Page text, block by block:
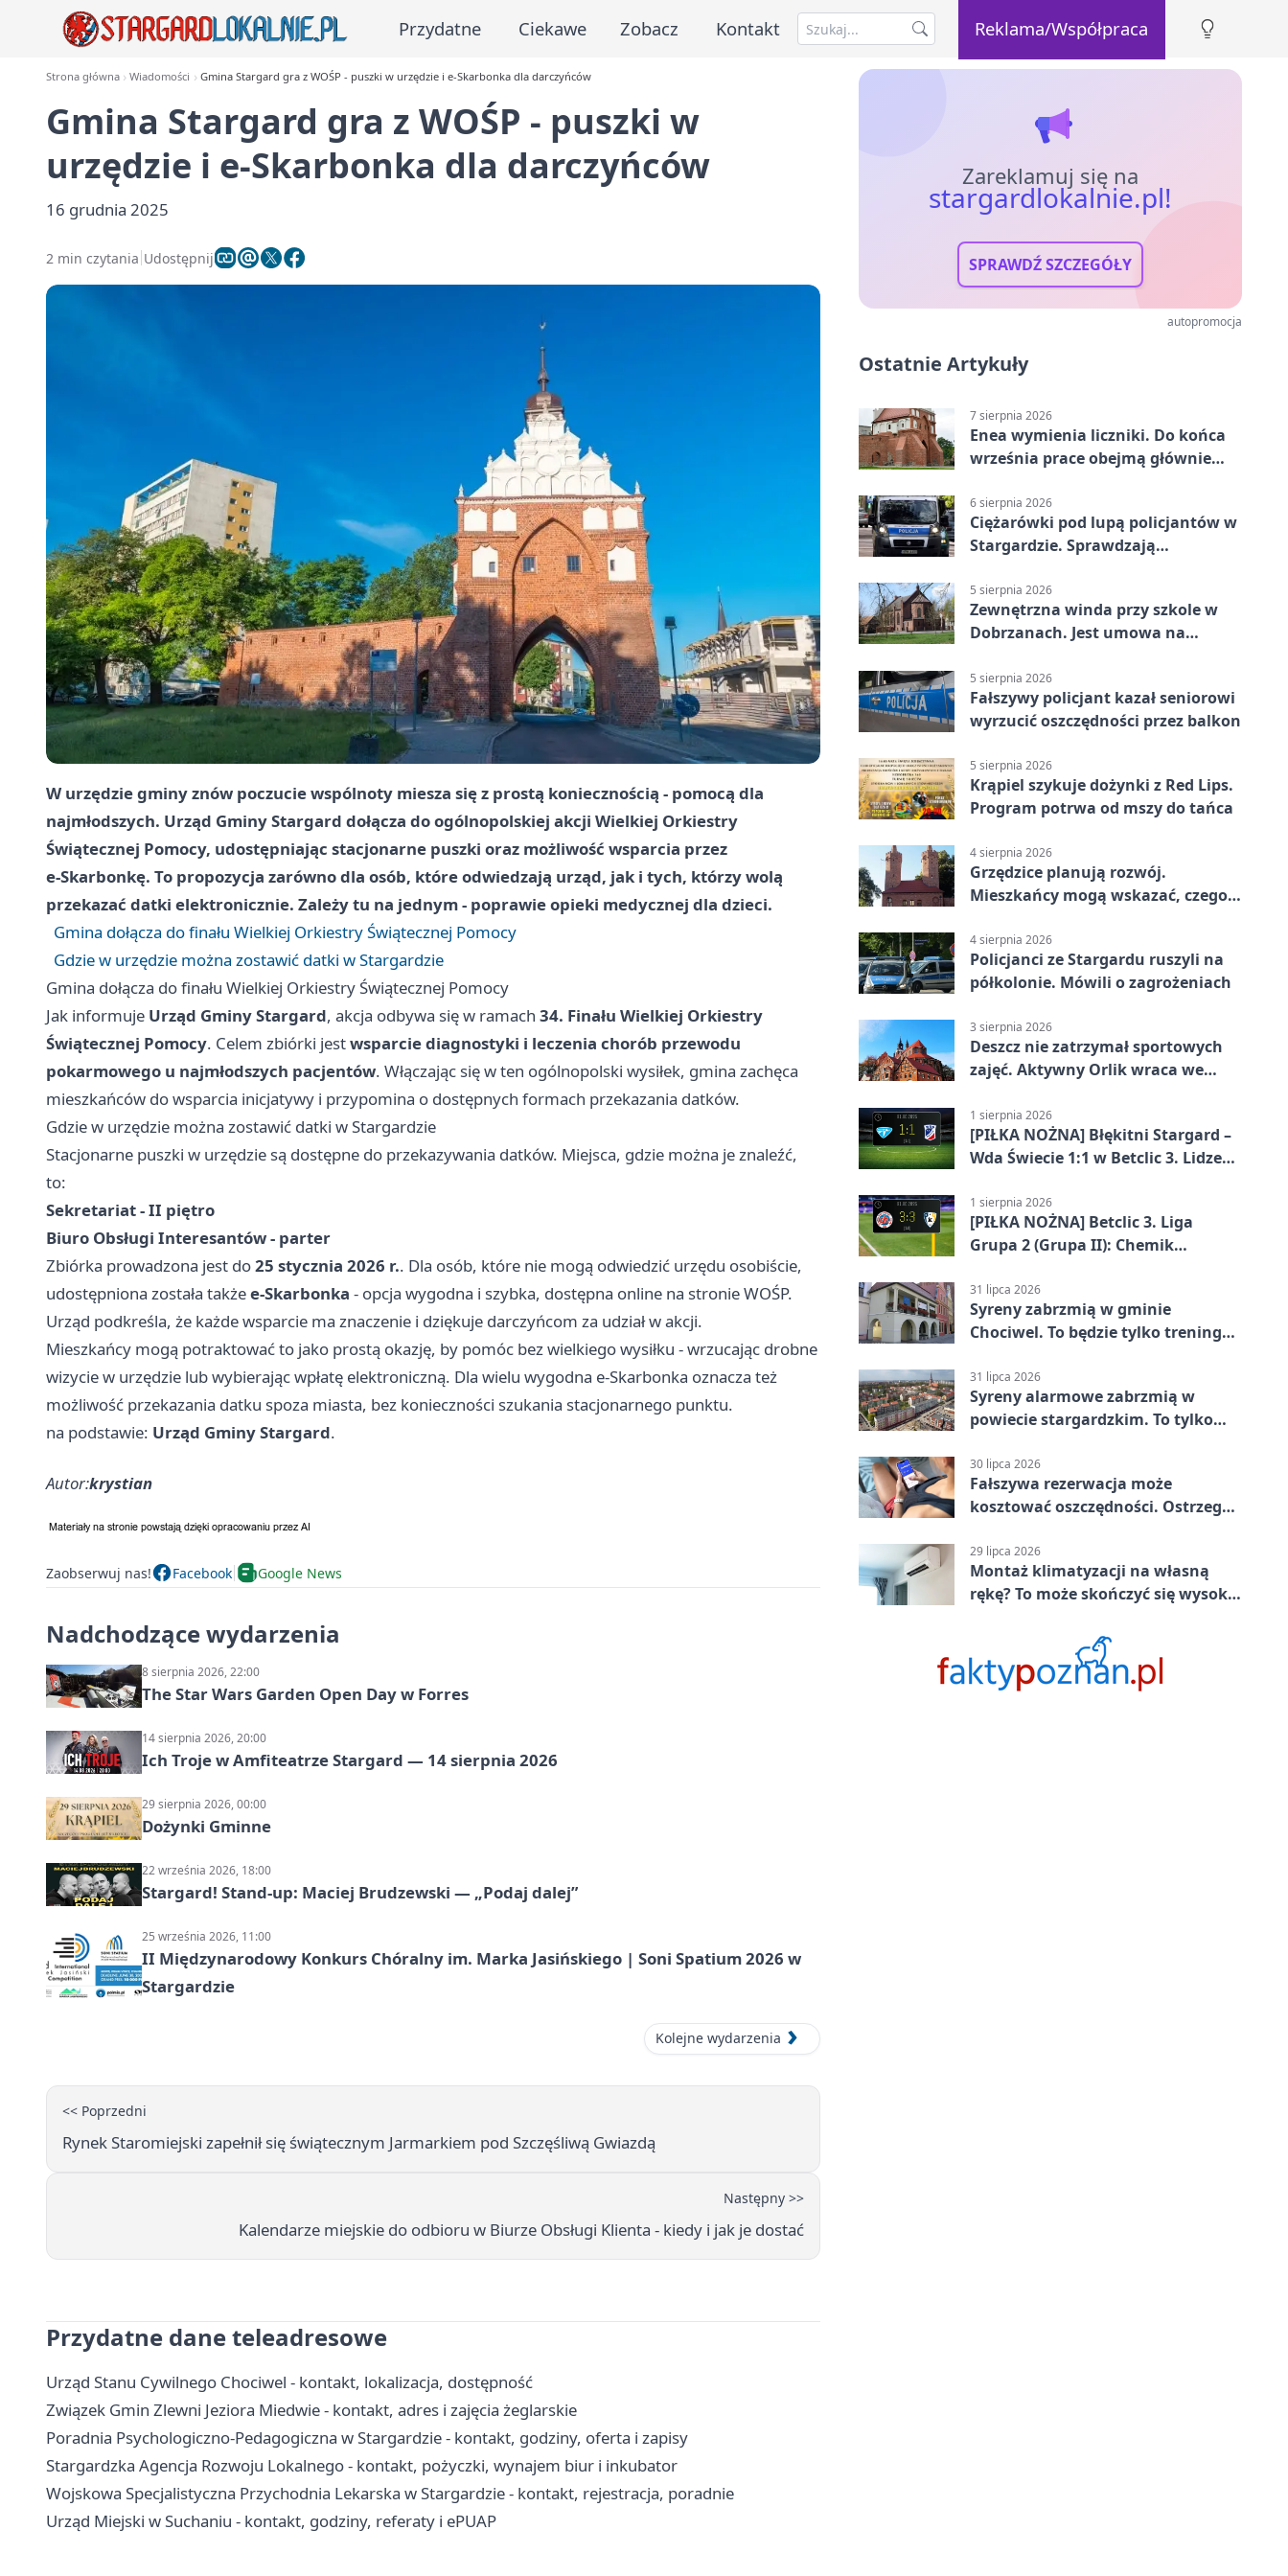
Przydatne Ciekawe Zobacz Kontakt Reklama/Współpraca
Strona główna Wiadomości Gmina Stargard gra z WOŚP - puszki w urzędzie i e‑Skarbonka dla darczyńców
Gmina Stargard gra z WOŚP - puszki w
urzędzie i e‑Skarbonka dla darczyńców
16 grudnia 2025
2 min czytania Udostępnij
W urzędzie gminy znów poczucie wspólnoty miesza się z prostą koniecznością - pomocą dla
najmłodszych. Urząd Gminy Stargard dołącza do ogólnopolskiej akcji Wielkiej Orkiestry
Świątecznej Pomocy, udostępniając stacjonarne puszki oraz możliwość wsparcia przez
e‑Skarbonkę. To propozycja zarówno dla osób, które odwiedzają urząd, jak i tych, którzy wolą
przekazać datki elektronicznie. Zależy tu na jednym - poprawie opieki medycznej dla dzieci.
Gmina dołącza do finału Wielkiej Orkiestry Świątecznej Pomocy
Gdzie w urzędzie można zostawić datki w Stargardzie
Gmina dołącza do finału Wielkiej Orkiestry Świątecznej Pomocy
Jak informuje Urząd Gminy Stargard, akcja odbywa się w ramach 34. Finału Wielkiej Orkiestry
Świątecznej Pomocy. Celem zbiórki jestwsparcie diagnostyki i leczenia chorób przewodu
pokarmowego u najmłodszych pacjentów. Włączając się w ten ogólnopolski wysiłek, gmina zachęca
mieszkańców do wsparcia inicjatywy i przypomina o dostępnych formach przekazania datków.
Gdzie w urzędzie można zostawić datki w Stargardzie
Stacjonarne puszki w urzędzie są dostępne do przekazywania datków. Miejsca, gdzie można je znaleźć,
to:
Sekretariat - II piętro
Biuro Obsługi Interesantów - parter
Zbiórka prowadzona jest do25 stycznia 2026 r.. Dla osób, które nie mogą odwiedzić urzędu osobiście,
udostępniona została takżee-Skarbonka - opcja wygodna i szybka, dostępna online na stronie WOŚP.
Urząd podkreśla, że każde wsparcie ma znaczenie i dziękuje darczyńcom za udział w akcji.
Mieszkańcy mogą potraktować to jako prostą okazję, by pomóc bez wielkiego wysiłku - wrzucając drobne
wizycie w urzędzie lub wybierając wpłatę elektroniczną. Dla wielu wygodna e‑Skarbonka oznacza też
możliwość przekazania datku spoza miasta, bez konieczności szukania stacjonarnego punktu.
na podstawie: Urząd Gminy Stargard.
Autor:krystian
Zaobserwuj nas! Facebook Google News
Nadchodzące wydarzenia
8 sierpnia 2026, 22:00
The Star Wars Garden Open Day w Forres
14 sierpnia 2026, 20:00
Ich Troje w Amfiteatrze Stargard — 14 sierpnia 2026
29 sierpnia 2026, 00:00
Dożynki Gminne
22 września 2026, 18:00
Stargard! Stand-up: Maciej Brudzewski — „Podaj dalej”
25 września 2026, 11:00
II Międzynarodowy Konkurs Chóralny im. Marka Jasińskiego | Soni Spatium 2026 w
Stargardzie
Kolejne wydarzenia
<< Poprzedni
Rynek Staromiejski zapełnił się świątecznym Jarmarkiem pod Szczęśliwą Gwiazdą
Następny >>
Kalendarze miejskie do odbioru w Biurze Obsługi Klienta - kiedy i jak je dostać
Przydatne dane teleadresowe
Urząd Stanu Cywilnego Chociwel - kontakt, lokalizacja, dostępność
Związek Gmin Zlewni Jeziora Miedwie - kontakt, adres i zajęcia żeglarskie
Poradnia Psychologiczno-Pedagogiczna w Stargardzie - kontakt, godziny, oferta i zapisy
Stargardzka Agencja Rozwoju Lokalnego - kontakt, pożyczki, wynajem biur i inkubator
Wojskowa Specjalistyczna Przychodnia Lekarska w Stargardzie - kontakt, rejestracja, poradnie
Urząd Miejski w Suchaniu - kontakt, godziny, referaty i ePUAP
Zareklamuj się na
stargardlokalnie.pl!
SPRAWDŹ SZCZEGÓŁY
autopromocja
Ostatnie Artykuły
7 sierpnia 2026
Enea wymienia liczniki. Do końca
września prace obejmą głównie
6 sierpnia 2026
Ciężarówki pod lupą policjantów w
Stargardzie. Sprawdzają
5 sierpnia 2026
Zewnętrzna winda przy szkole w
Dobrzanach. Jest umowa na
5 sierpnia 2026
Fałszywy policjant kazał seniorowi
wyrzucić oszczędności przez balkon
5 sierpnia 2026
Krąpiel szykuje dożynki z Red Lips.
Program potrwa od mszy do tańca
4 sierpnia 2026
Grzędzice planują rozwój.
Mieszkańcy mogą wskazać, czego
4 sierpnia 2026
Policjanci ze Stargardu ruszyli na
półkolonie. Mówili o zagrożeniach
3 sierpnia 2026
Deszcz nie zatrzymał sportowych
zajęć. Aktywny Orlik wraca we
1 sierpnia 2026
[PIŁKA NOŻNA] Błękitni Stargard –
Wda Świecie 1:1 w Betclic 3. Lidze
1 sierpnia 2026
[PIŁKA NOŻNA] Betclic 3. Liga
Grupa 2 (Grupa II): Chemik
Stargard 3:3
31 lipca 2026
Syreny zabrzmią w gminie
Chociwel. To będzie tylko trening
31 lipca 2026
Syreny alarmowe zabrzmią w
powiecie stargardzkim. To tylko
30 lipca 2026
Fałszywa rezerwacja może
kosztować oszczędności. Ostrzega
29 lipca 2026
Montaż klimatyzacji na własną
rękę? To może skończyć się wysoką